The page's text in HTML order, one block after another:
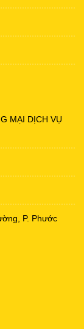
MẠI DỊCH VỤ
P. Phước